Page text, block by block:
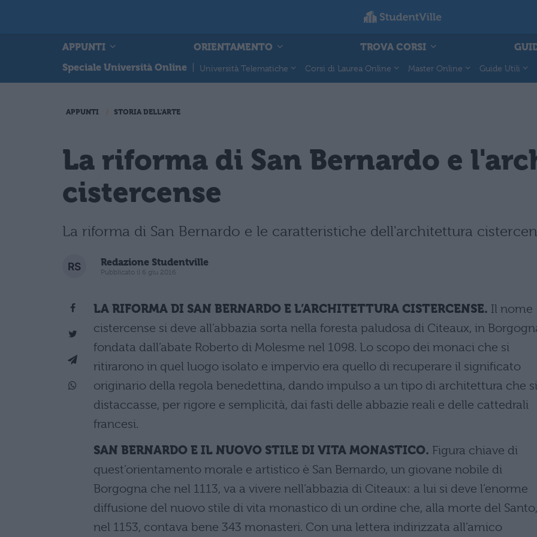
APPUNTI ORIENTAMENTO TROVA CORSI
Speciale Università Online
Università Telematiche Corsi di Laurea Online Master Online Guide Utili
APPUNTI STORIA DELL'ARTE
La riforma di San Bernardo e
cistercense
La riforma di San Bernardo e le caratteristiche dell'architettura
Redazione Studentville
Pubblicato il 6 giu 2016
LA RIFORMA DI SAN BERNARDO E L’ARCHITETTURA CISTERCENSE. Il nome
cistercense si deve all’abbazia sorta nella foresta paludosa di Citeaux, in
fondata dall’abate Roberto di Molesme nel 1098. Lo scopo dei monaci che si
ritirarono in quel luogo isolato e impervio era quello di recuperare il significato
originario della regola benedettina, dando impulso a un tipo di architettura che si
distaccasse, per rigore e semplicità, dai fasti delle abbazie reali e delle cattedrali
francesi.
SAN BERNARDO E IL NUOVO STILE DI VITA MONASTICO. Figura chiave di
quest’orientamento morale e artistico è San Bernardo, un giovane nobile di
Borgogna che nel 1113, va a vivere nell’abbazia di Citeaux: a lui si deve l’enorme
diffusione del nuovo stile di vita monastico di un ordine che, alla morte del Santo,
nel 1153, contava bene 343 monasteri. Con una lettera indirizzata all’amico